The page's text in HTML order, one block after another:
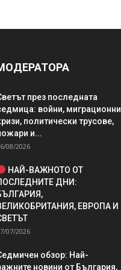
през последната
войни, миграционни
политически трусове,
и...
08/2026
НАЙ-ВАЖНОТО ОТ
ДНИ:
ЕВРОПА И
07/2026
обзор: Най-
новини от България,